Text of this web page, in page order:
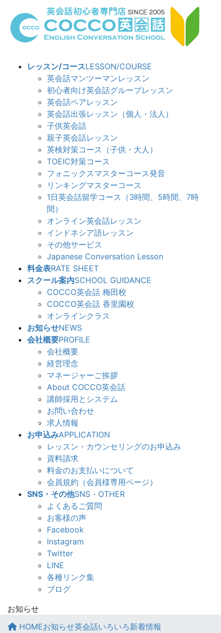
レッスン/コースLESSON/COURSE
英会話マンツーマンレッスン
初心者向け英会話グループレッスン
英会話ペアレッスン
英会話出張レッスン（個人・法人）
子供英会話
親子英会話レッスン
英検対策コース（子供・大人）
TOEIC対策コース
フォニックスマスターコース発音
リンキングマスターコース
1日英会話留学コース（3時間、5時間、7時
間）
オンライン英会話レッスン
インドネシア語レッスン
その他サービス
Japanese Conversation Lesson
料金表RATE SHEET
スクール案内SCHOOL GUIDANCE
COCCO英会話 梅田校
COCCO英会話 香里園校
オンラインクラス
お知らせNEWS
会社概要PROFILE
会社概要
経営理念
マネージャーご挨拶
About COCCO英会話
講師採用とシステム
お問い合わせ
求人情報
お申込みAPPLICATION
レッスン・カウンセリングのお申込み
資料請求
料金のお支払いについて
会員規約（会員様専用ページ）
SNS・その他SNS・OTHER
よくあるご質問
お客様の声
Facebook
Instagram
Twitter
LINE
各種リンク集
ブログ
お知らせ
HOMEお知らせ英会話いろいろ新着情報